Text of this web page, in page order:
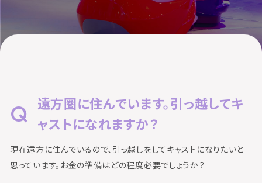
遠方圏に住んでいます。引っ越してキ
ャストになれますか？
現在遠方に住んでいるので、引っ越しをしてキャストになりたいと
思っています。お金の準備はどの程度必要でしょうか？